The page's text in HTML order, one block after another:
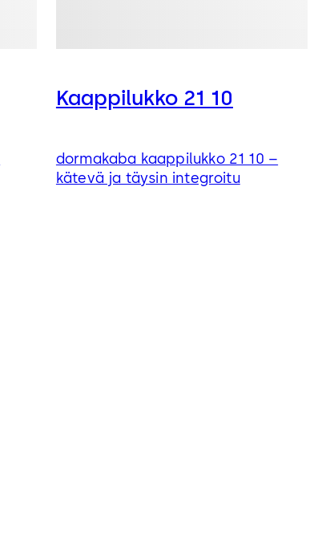
Kaappilukko 21 10
dormakaba kaappilukko 21 10 –
kätevä ja täysin integroitu